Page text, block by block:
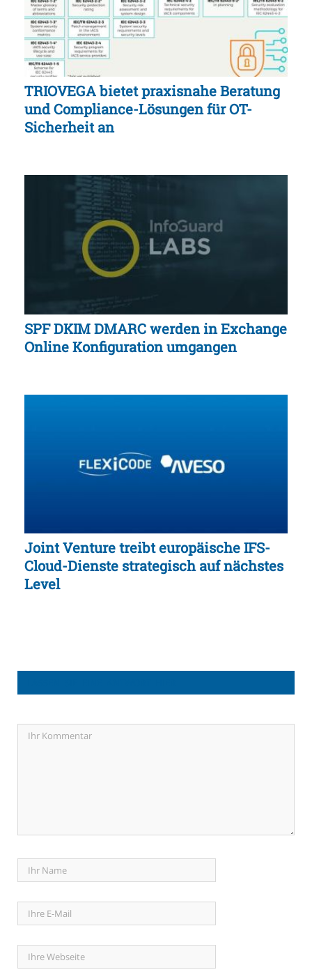
TRIOVEGA bietet praxisnahe Beratung
und Compliance-Lösungen für OT-
Sicherheit an
SPF DKIM DMARC werden in Exchange
Online Konfiguration umgangen
Joint Venture treibt europäische IFS-
Cloud-Dienste strategisch auf nächstes
Level